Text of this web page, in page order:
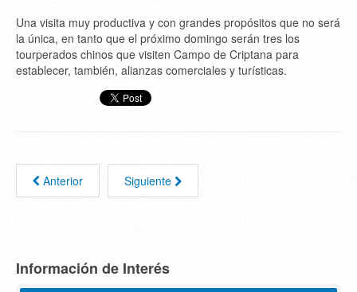
Una visita muy productiva y con grandes propósitos que no será
la única, en tanto que el próximo domingo serán tres los
tourperados chinos que visiten Campo de Criptana para
establecer, también, alianzas comerciales y turísticas.
Anterior Siguiente
Información de Interés